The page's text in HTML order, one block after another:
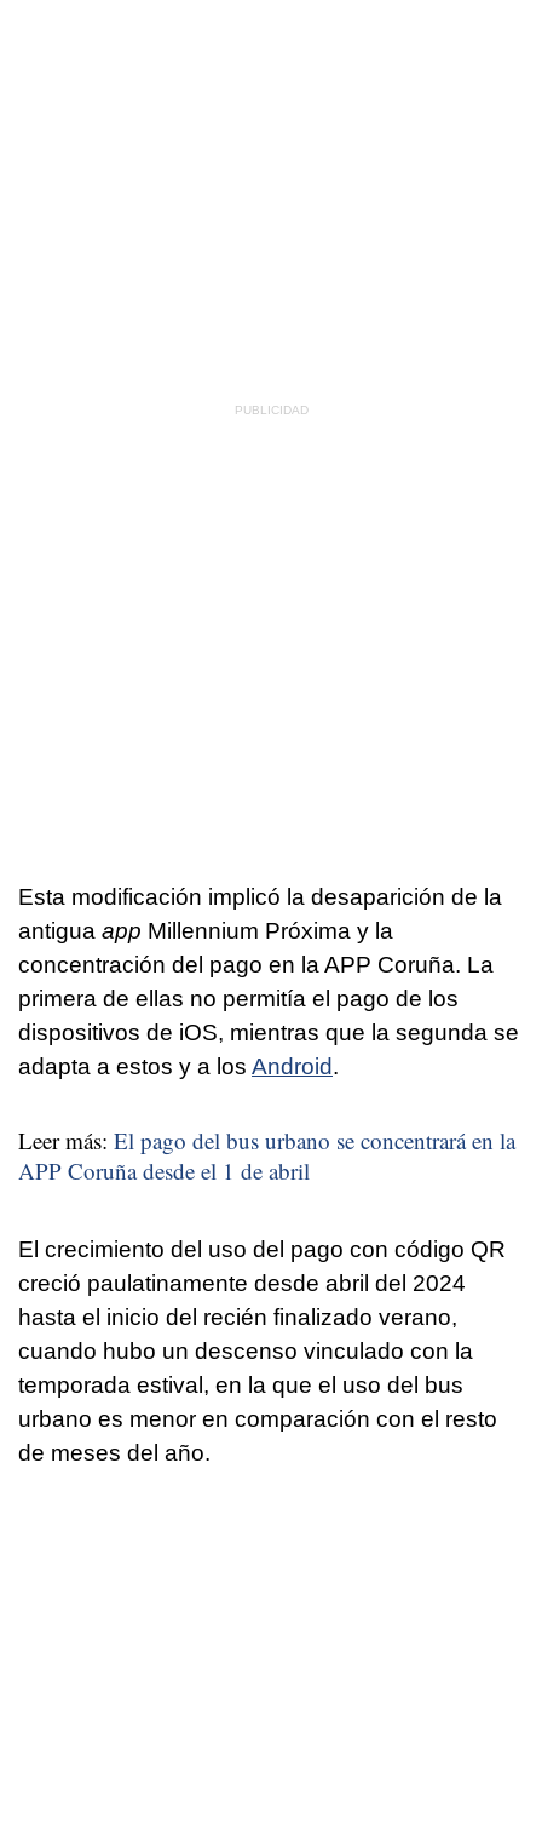
Esta modificación implicó la desaparición de la
antigua app Millennium Próxima y la
concentración del pago en la APP Coruña. La
primera de ellas no permitía el pago de los
dispositivos de iOS, mientras que la segunda se
adapta a estos y a los Android.
Leer más: El pago del bus urbano se concentrará en la
APP Coruña desde el 1 de abril
El crecimiento del uso del pago con código QR
creció paulatinamente desde abril del 2024
hasta el inicio del recién finalizado verano,
cuando hubo un descenso vinculado con la
temporada estival, en la que el uso del bus
urbano es menor en comparación con el resto
de meses del año.